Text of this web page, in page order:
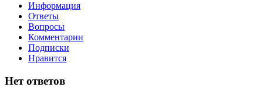
Информация
Ответы
Вопросы
Комментарии
Подписки
Нравится
Нет ответов